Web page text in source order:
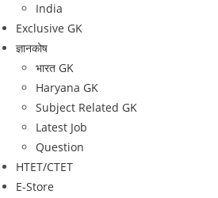
India
Exclusive GK
ज्ञानकोष
भारत GK
Haryana GK
Subject Related GK
Latest Job
Question
HTET/CTET
E-Store